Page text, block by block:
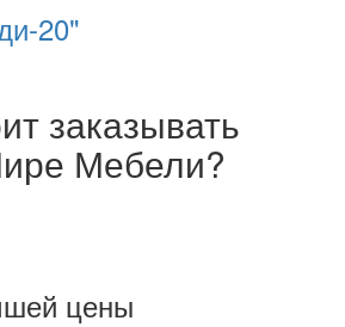
20"
заказывать
Мебели?
цены